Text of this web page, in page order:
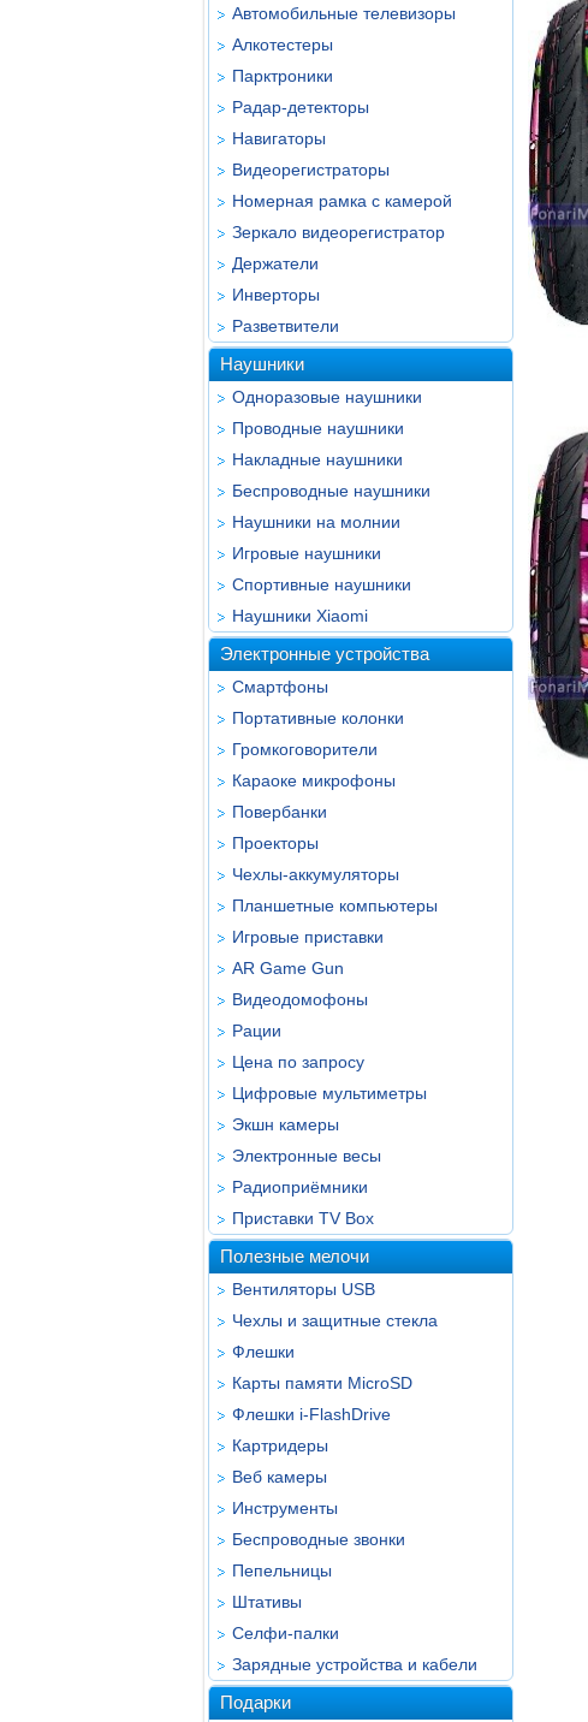
Автомобильные телевизоры
Алкотестеры
Парктроники
Радар-детекторы
Навигаторы
Видеорегистраторы
Номерная рамка с камерой
Зеркало видеорегистратор
Держатели
Инверторы
Разветвители
Наушники
Одноразовые наушники
Проводные наушники
Накладные наушники
Беспроводные наушники
Наушники на молнии
Игровые наушники
Спортивные наушники
Наушники Xiaomi
Электронные устройства
Смартфоны
Портативные колонки
Громкоговорители
Караоке микрофоны
Повербанки
Проекторы
Чехлы-аккумуляторы
Планшетные компьютеры
Игровые приставки
AR Game Gun
Видеодомофоны
Рации
Цена по запросу
Цифровые мультиметры
Экшн камеры
Электронные весы
Радиоприёмники
Приставки TV Box
Полезные мелочи
Вентиляторы USB
Чехлы и защитные стекла
Флешки
Карты памяти MicroSD
Флешки i-FlashDrive
Картридеры
Веб камеры
Инструменты
Беспроводные звонки
Пепельницы
Штативы
Селфи-палки
Зарядные устройства и кабели
Подарки